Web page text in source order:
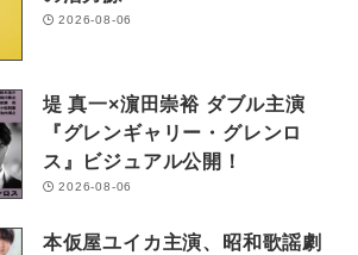
2026-08-06
堤 真一×濵田崇裕 ダブル主演
『グレンギャリー・グレンロ
ス』ビジュアル公開！
2026-08-06
本仮屋ユイカ主演、昭和歌謡劇